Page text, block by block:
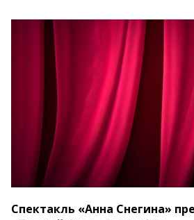
Спектакль «Анна Снегина»